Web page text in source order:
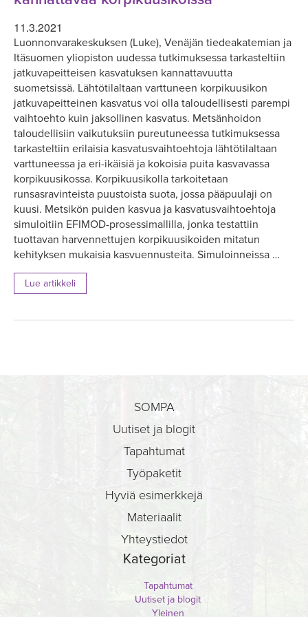
11.3.2021
Luonnonvarakeskuksen (Luke), Venäjän tiedeakatemian ja
Itäsuomen yliopiston uudessa tutkimuksessa tarkasteltiin
jatkuvapeitteisen kasvatuksen kannattavuutta
suometsissä. Lähtötilaltaan varttuneen korpikuusikon
jatkuvapeitteinen kasvatus voi olla taloudellisesti parempi
vaihtoehto kuin jaksollinen kasvatus. Metsänhoidon
taloudellisiin vaikutuksiin pureutuneessa tutkimuksessa
tarkasteltiin erilaisia kasvatusvaihtoehtoja lähtötilaltaan
varttuneessa ja eri-ikäisiä ja kokoisia puita kasvavassa
korpikuusikossa. Korpikuusikolla tarkoitetaan
runsasravinteista puustoista suota, jossa pääpuulaji on
kuusi. Metsikön puiden kasvua ja kasvatusvaihtoehtoja
simuloitiin EFIMOD-prosessimallilla, jonka testattiin
tuottavan harvennettujen korpikuusikoiden mitatun
kehityksen mukaisia kasvuennusteita. Simuloinneissa …
Lue artikkeli
SOMPA
Uutiset ja blogit
Tapahtumat
Työpaketit
Hyviä esimerkkejä
Materiaalit
Yhteystiedot
Kategoriat
Tapahtumat
Uutiset ja blogit
Yleinen